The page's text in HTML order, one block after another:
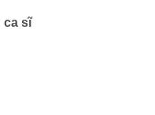
ca sĩ